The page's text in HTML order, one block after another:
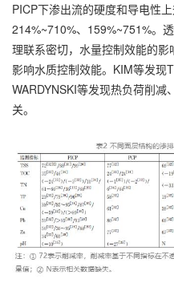
PICP下渗出流的硬度和导电性
214%~710%、159%~751%。
理联系密切，水量控制效能的
影响水质控制效能。KIM等发现
WARDYNSKI等发现热负荷削
关。